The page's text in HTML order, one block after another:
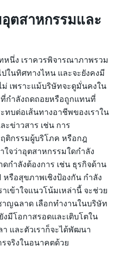
ตสาหกรรมและ
หนึ่ง เราควรพิจารณาภาพรวม
ในทิศทางไหน และจะยังคงมี
เพราะแม้บริษัทจะดูมั่นคงใน
กำลังถดถอยหรือถูกแทนที่
ทบต่อเส้นทางอาชีพของเราใน
ะข่าวสาร เช่น การ
ติกรรมผู้บริโภค หรือกฎ
ใจว่าอุตสาหกรรมใดกำลัง
กำลังต้องการ เช่น ธุรกิจด้าน
หรือสุขภาพเชิงป้องกัน กำลัง
เข้าใจแนวโน้มเหล่านี้ จะช่วย
ญฉลาด เลือกทำงานในบริษัท
มีโอกาสรอดและเติบโตใน
และตัวเราก็จะได้พัฒนา
จริงในอนาคตด้วย